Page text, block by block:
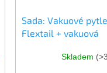
Sada: Vakuové pytle
Flextail + vakuová
Vacuum Pump
Skladem